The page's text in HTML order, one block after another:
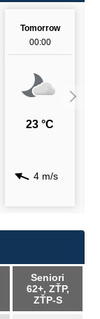
Tomorrow
00:00
23 °C
4 m/s
Seniori
62+, ZŤP,
ZŤP-S